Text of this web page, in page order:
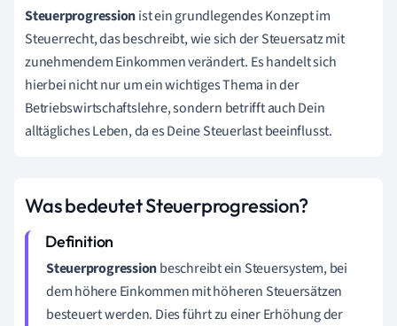
Steuerprogressionist ein grundlegendes Konzept im
Steuerrecht, das beschreibt, wie sich der Steuersatz mit
zunehmendem Einkommen verändert. Es handelt sich
hierbei nicht nur um ein wichtiges Thema in der
Betriebswirtschaftslehre, sondern betrifft auch Dein
alltägliches Leben, da es Deine Steuerlast beeinflusst.
Was bedeutet Steuerprogression?
Steuerprogressionbeschreibt ein Steuersystem, bei
dem höhere Einkommen mit höheren Steuersätzen
besteuert werden. Dies führt zu einer Erhöhung der